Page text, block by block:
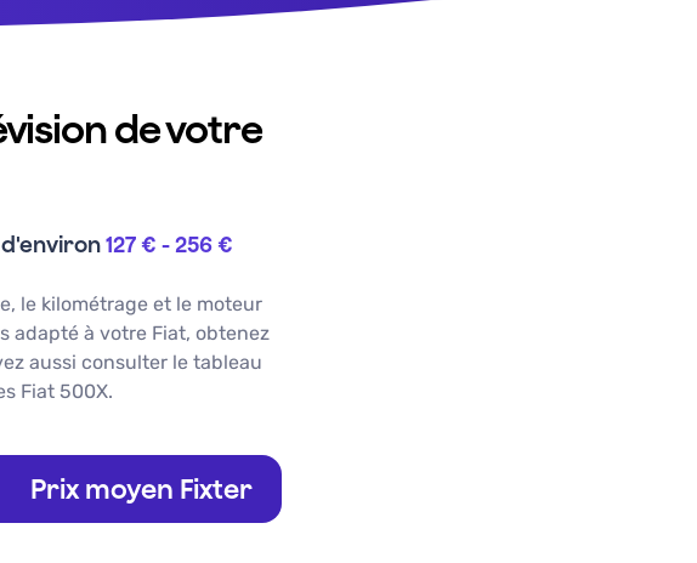
de votre
127 € -256 €
le kilométrage et le moteur
adapté à votre Fiat, obtenez
aussi consulter le tableau
Fiat 500X.
Prix moyen Fixter